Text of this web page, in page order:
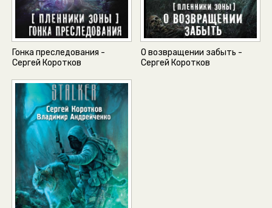
Гонка преследования -
Сергей Коротков
О возвращении забыть -
Сергей Коротков